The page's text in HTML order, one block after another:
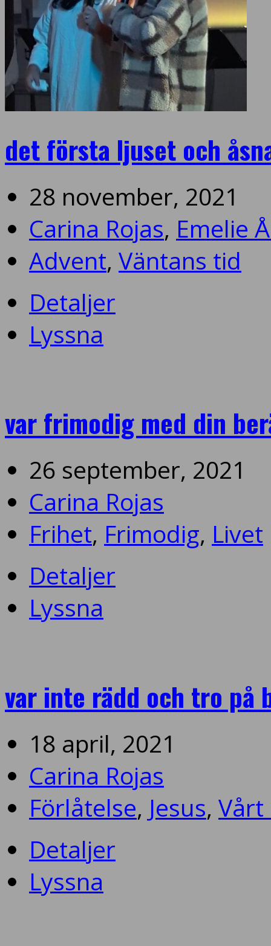
det första ljuset och
28 november, 2021
Carina Rojas, Emelie
Advent, Väntans tid
Detaljer
Lyssna
var frimodig med din
26 september, 2021
Carina Rojas
Frihet, Frimodig, Livet
Detaljer
Lyssna
var inte rädd och tro på
18 april, 2021
Carina Rojas
Förlåtelse, Jesus,
Detaljer
Lyssna